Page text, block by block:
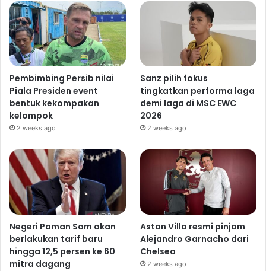
Pembimbing Persib nilai
Piala Presiden event
bentuk kekompakan
kelompok
2 weeks ago
Sanz pilih fokus
tingkatkan performa laga
demi laga di MSC EWC
2026
2 weeks ago
Negeri Paman Sam akan
berlakukan tarif baru
hingga 12,5 persen ke 60
mitra dagang
Aston Villa resmi pinjam
Alejandro Garnacho dari
Chelsea
2 weeks ago